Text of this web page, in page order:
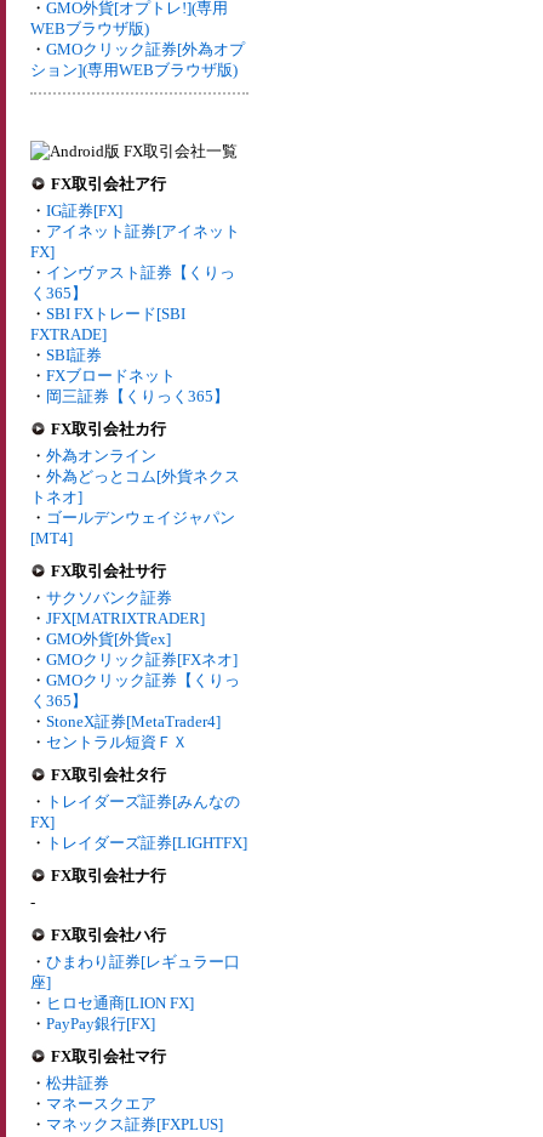
・ GMO外貨[オプトレ!](専用
WEBブラウザ版)
・ GMOクリック証券[外為オプ
ション](専用WEBブラウザ版)
FX取引会社ア行
・ IG証券[FX]
・ アイネット証券[アイネット
FX]
・ インヴァスト証券【くりっ
く365】
・ SBI FXトレード[SBI
FXTRADE]
・ SBI証券
・ FXブロードネット
・ 岡三証券【くりっく365】
FX取引会社カ行
・ 外為オンライン
・ 外為どっとコム[外貨ネクス
トネオ]
・ ゴールデンウェイジャパン
[MT4]
FX取引会社サ行
・ サクソバンク証券
・ JFX[MATRIXTRADER]
・ GMO外貨[外貨ex]
・ GMOクリック証券[FXネオ]
・ GMOクリック証券【くりっ
く365】
・ StoneX証券[MetaTrader4]
・ セントラル短資ＦＸ
FX取引会社タ行
・ トレイダーズ証券[みんなの
FX]
・ トレイダーズ証券[LIGHTFX]
FX取引会社ナ行
-
FX取引会社ハ行
・ ひまわり証券[レギュラー口
座]
・ ヒロセ通商[LION FX]
・ PayPay銀行[FX]
FX取引会社マ行
・ 松井証券
・ マネースクエア
・ マネックス証券[FXPLUS]